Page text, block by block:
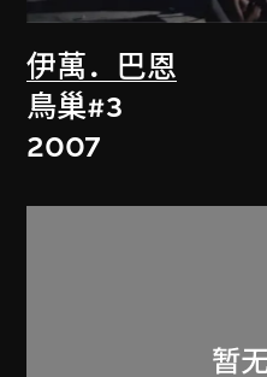
伊萬．巴恩
鳥巢#3
2007